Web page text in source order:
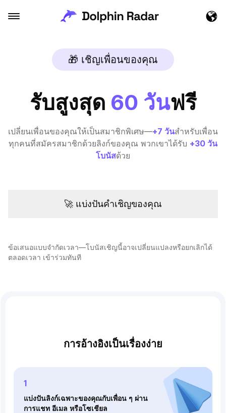
🎁 เชิญเพื่อนของคุณ
รับสูงสุด 60 วันฟรี
เปลี่ยนเพื่อนของคุณให้เป็นสมาชิกพิเศษ—+7 วันสําหรับเพื่อน
ทุกคนที่สมัครสมาชิกด้วยลิงก์ของคุณ พวกเขาได้รับ +30 วัน
โบนัสด้วย
🚀 แบ่งปันคําเชิญของคุณ
ข้อเสนอแบบจํากัดเวลา—โบนัสเชิญนี้อาจเปลี่ยนแปลงหรือยกเลิกได้
ตลอดเวลา เข้าร่วมทันที
การอ้างอิงเป็นเรื่องง่าย
1
แบ่งปันลิงก์เฉพาะของคุณกับเพื่อน ๆ ผ่าน
การแชท อีเมล หรือโซเชียล